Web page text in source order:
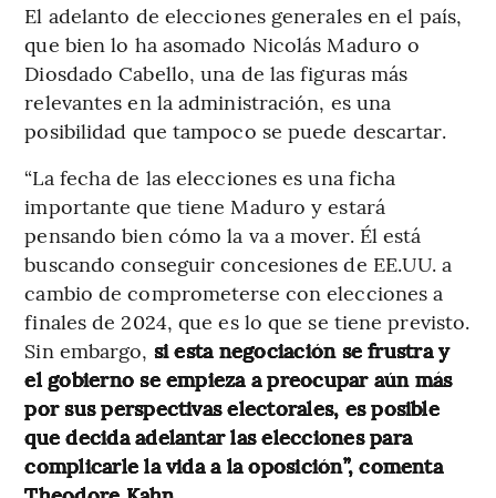
El adelanto de elecciones generales en el país,
que bien lo ha asomado Nicolás Maduro o
Diosdado Cabello, una de las figuras más
relevantes en la administración, es una
posibilidad que tampoco se puede descartar.
“La fecha de las elecciones es una ficha
importante que tiene Maduro y estará
pensando bien cómo la va a mover. Él está
buscando conseguir concesiones de EE.UU. a
cambio de comprometerse con elecciones a
finales de 2024, que es lo que se tiene previsto.
Sin embargo, si esta negociación se frustra y
el gobierno se empieza a preocupar aún más
por sus perspectivas electorales, es posible
que decida adelantar las elecciones para
complicarle la vida a la oposición”, comenta